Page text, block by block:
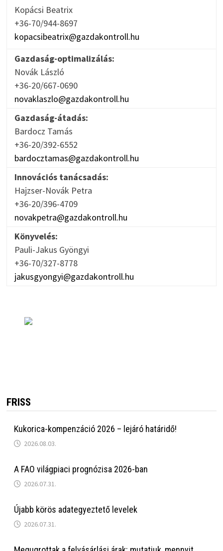
Kopácsi Beatrix
+36-70/944-8697
kopacsibeatrix@gazdakontroll.hu
Gazdaság-optimalizálás:
Novák László
+36-20/667-0690
novaklaszlo@gazdakontroll.hu
Gazdaság-átadás:
Bardocz Tamás
+36-20/392-6552
bardocztamas@gazdakontroll.hu
Innovációs tanácsadás:
Hajzser-Novák Petra
+36-20/396-4709
novakpetra@gazdakontroll.hu
Könyvelés:
Pauli-Jakus Gyöngyi
+36-70/327-8778
jakusgyongyi@gazdakontroll.hu
FRISS
Kukorica-kompenzáció 2026 – lejáró határidő!
2026.08.03.
A FAO világpiaci prognózisa 2026-ban
2026.07.31.
Újabb körös adategyeztető levelek
2026.07.31.